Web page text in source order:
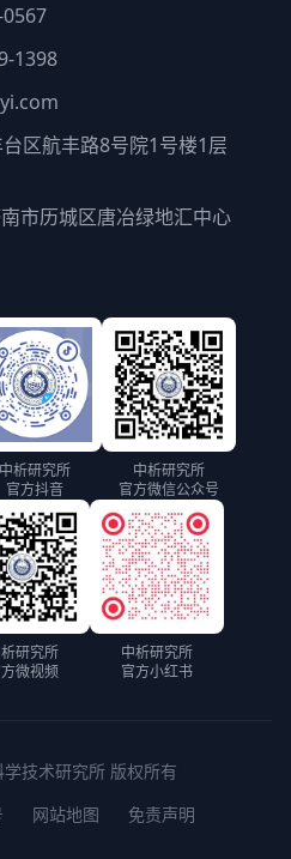
1398
区航丰路8号院1号楼1层
市历城区唐冶绿地汇中心
中析研究所
官方抖音
中析研究所
官方微信公众号
研究所
微视频
中析研究所
官方小红书
技术研究所 版权所有
网站地图 免责声明